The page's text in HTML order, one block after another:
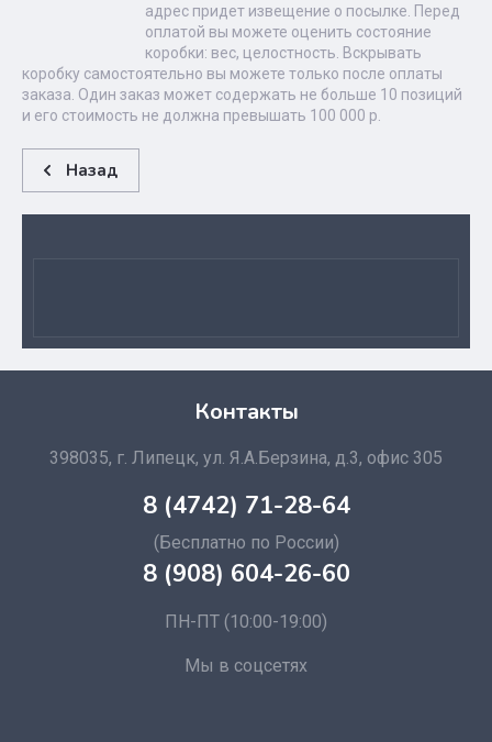
адрес придет извещение о посылке. Перед
оплатой вы можете оценить состояние
коробки: вес, целостность. Вскрывать
коробку самостоятельно вы можете только после оплаты
заказа. Один заказ может содержать не больше 10 позиций
и его стоимость не должна превышать 100 000 р.
Назад
Контакты
398035, г. Липецк, ул. Я.А.Берзина, д.3, офис 305
8 (4742) 71-28-64
(Бесплатно по России)
8 (908) 604-26-60
ПН-ПТ (10:00-19:00)
Мы в соцсетях